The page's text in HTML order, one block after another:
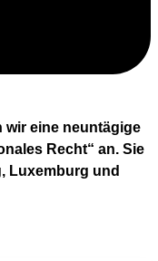
wir eine neuntägige
Recht“ an. Sie
Luxemburg und